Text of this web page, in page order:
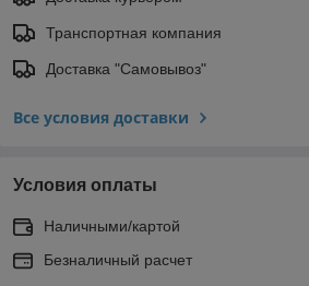
Транспортная компания
Доставка "Самовывоз"
Все условия доставки
Условия оплаты
Наличными/картой
Безналичный расчет